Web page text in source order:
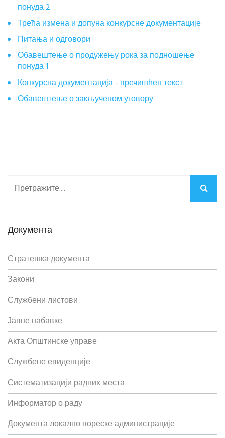
понуда 2
Трећа измена и допуна конкурсне документације
Питања и одговори
Обавештење о продужењу рока за подношење
понуда 1
Конкурсна документација - пречишћен текст
Обавештење о закљученом уговору
Документа
Стратешка документа
Закони
Службени листови
Јавне набавке
Акта Општинске управе
Службене евиденције
Систематизацији радних места
Информатор о раду
Документа локално пореске администрације